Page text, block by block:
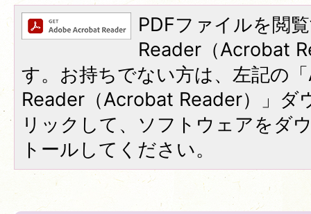
PDFファイルを閲
Reader（Acrobat
す。お持ちでない方は、左記の
Reader（Acrobat Reader）」ダ
リックして、ソフトウェアをダ
トールしてください。